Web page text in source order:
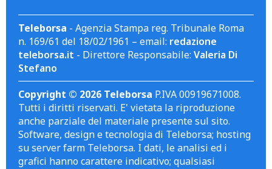
Teleborsa - Agenzia Stampa reg. Tribunale Roma
n. 169/61 del 18/02/1961 – email: redazione
teleborsa.it - Direttore Responsabile: Valeria Di
Stefano
Copyright © 2026 Teleborsa P.IVA 00919671008.
Tutti i diritti riservati. E' vietata la riproduzione
anche parziale del materiale presente sul sito.
Software, design e tecnologia di Teleborsa; hosting
su server farm Teleborsa. I dati, le analisi ed i
grafici hanno carattere indicativo; qualsiasi